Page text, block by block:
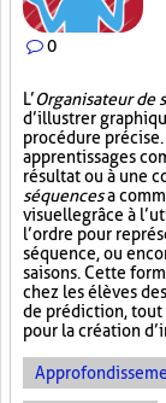
0
L’Organisateur de
d’illustrer
procédure
apprentissages
résultat ou à une
séquencesa
visuellegrâce à
l’ordre pour
séquence, ou
saisons. Cette
chez les élèves
de prédiction,
pour la création